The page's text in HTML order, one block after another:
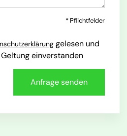
* Pflichtfelder
gelesen und
einverstanden